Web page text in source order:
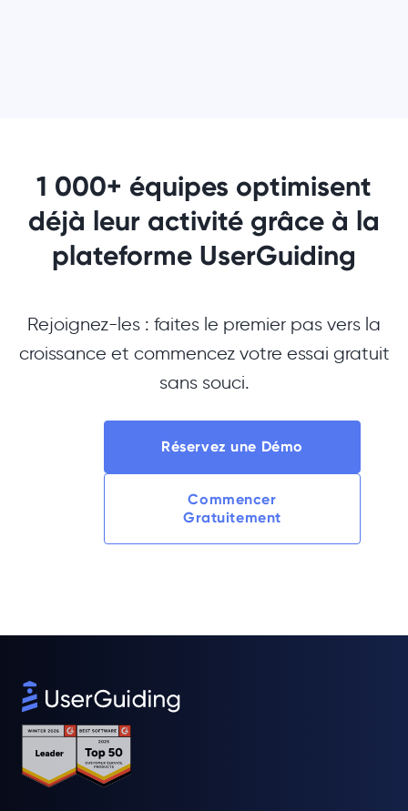
1 000+ équipes optimisent
déjà leur activité grâce à la
plateforme UserGuiding
Rejoignez-les : faites le premier pas vers la
croissance et commencez votre essai gratuit
sans souci.
Réservez une Démo
Commencer
Gratuitement